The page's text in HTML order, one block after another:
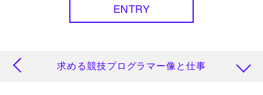
ENTRY
求める競技プログラマー像と仕事